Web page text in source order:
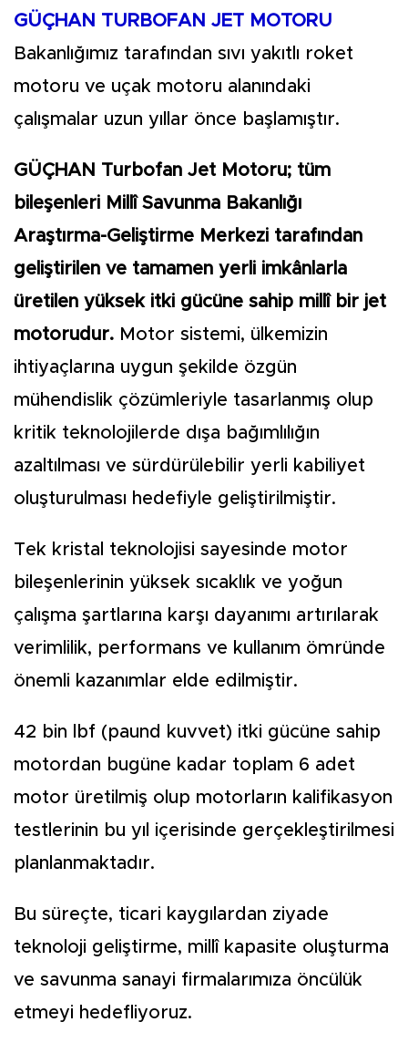
GÜÇHAN TURBOFAN JET MOTORU
Bakanlığımız tarafından sıvı yakıtlı roket
motoru ve uçak motoru alanındaki
çalışmalar uzun yıllar önce başlamıştır.
GÜÇHAN Turbofan Jet Motoru; tüm
bileşenleri Millî Savunma Bakanlığı
Araştırma-Geliştirme Merkezi tarafından
geliştirilen ve tamamen yerli imkânlarla
üretilen yüksek itki gücüne sahip millî bir jet
motorudur. Motor sistemi, ülkemizin
ihtiyaçlarına uygun şekilde özgün
mühendislik çözümleriyle tasarlanmış olup
kritik teknolojilerde dışa bağımlılığın
azaltılması ve sürdürülebilir yerli kabiliyet
oluşturulması hedefiyle geliştirilmiştir.
Tek kristal teknolojisi sayesinde motor
bileşenlerinin yüksek sıcaklık ve yoğun
çalışma şartlarına karşı dayanımı artırılarak
verimlilik, performans ve kullanım ömründe
önemli kazanımlar elde edilmiştir.
42 bin lbf (paund kuvvet) itki gücüne sahip
motordan bugüne kadar toplam 6 adet
motor üretilmiş olup motorların kalifikasyon
testlerinin bu yıl içerisinde gerçekleştirilmesi
planlanmaktadır.
Bu süreçte, ticari kaygılardan ziyade
teknoloji geliştirme, millî kapasite oluşturma
ve savunma sanayi firmalarımıza öncülük
etmeyi hedefliyoruz.